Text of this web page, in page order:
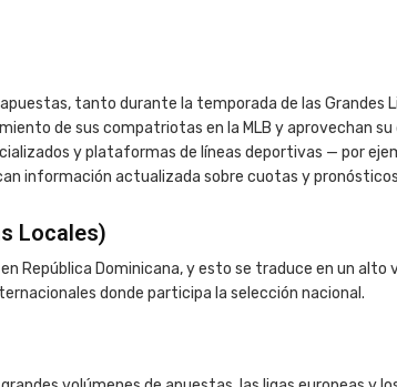
tanto durante la temporada de las Grandes
de sus compatriotas en la MLB y aprovechan
y plataformas de líneas deportivas — por
información actualizada sobre cuotas y
Locales)
República Dominicana, y esto se traduce en un
donde participa la selección nacional.